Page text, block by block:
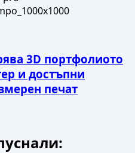
3D портфолиото
и достъпни
печат